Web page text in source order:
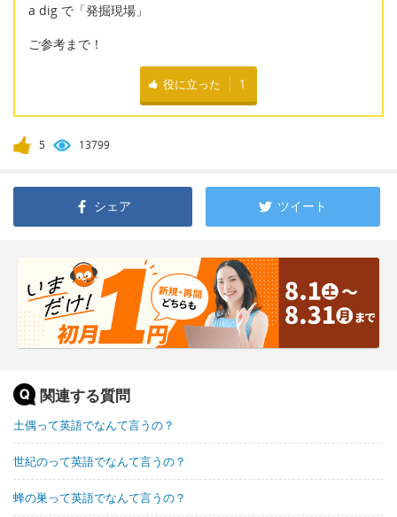
a dig で「発掘現場」
ご参考まで！
役に立った 1
5 13799
シェア ツイート
関連する質問
土偶って英語でなんて言うの？
世紀のって英語でなんて言うの？
蜂の巣って英語でなんて言うの？